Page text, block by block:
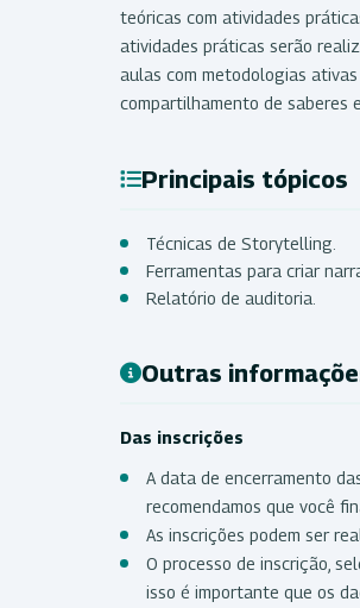
teóricas com atividades
atividades práticas serão
aulas com metodologias
compartilhamento de saberes
Principais tópicos
Técnicas de Storytelling.
Ferramentas para criar
Relatório de auditoria.
Outras
Das inscrições
A data de encerramento
recomendamos que você
As inscrições podem ser
O processo de inscrição,
isso é importante que os